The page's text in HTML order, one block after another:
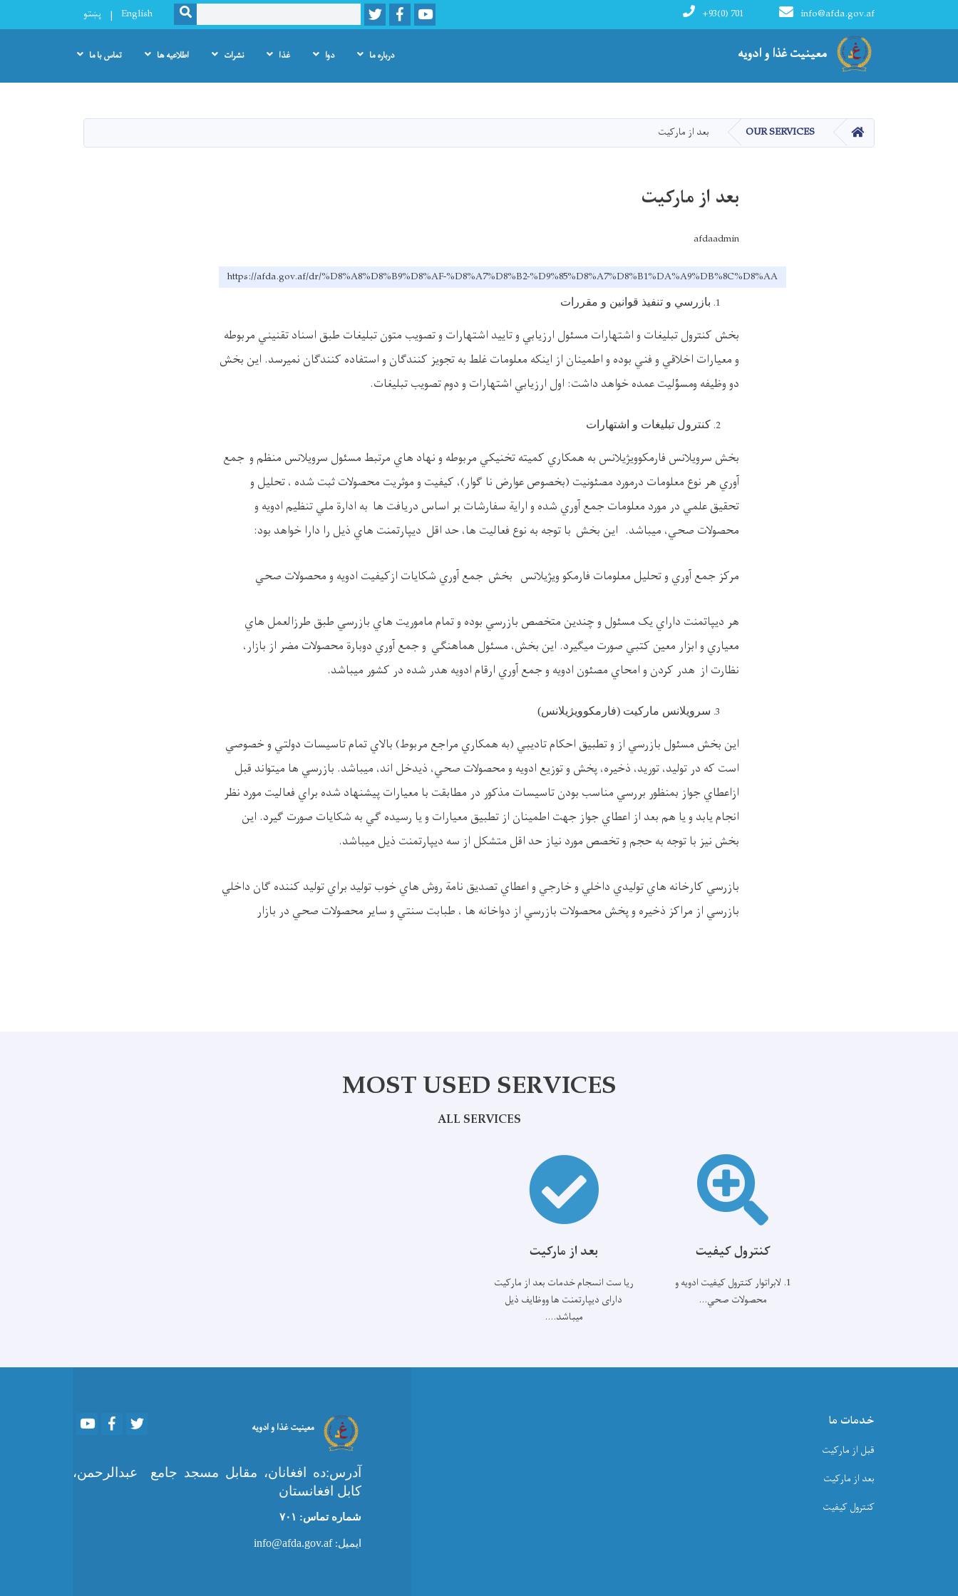
content
معینیت غذا و ادویه
info@afda.gov.af
+93(0) 701
Youtube
Facebook
Twitter
Search
SEARCH
English پښتو
رياست انسجام خدمات قبل از مارکيت
درباره ما دوا غذا نشرات اطلاعیه ها تماس با ما
صفحه اصلیOUR SERVICES بعد از مارکیت
بعد از مارکیت
afdaadmin
https://afda.gov.af/dr/%D8%A8%D8%B9%D8%AF-%D8%A7%D8%B2-%D9%85%D8%A7%D8%B1%DA%A9%DB%8C%D8%AA
بازرسي و تنفيذ قوانين و مقررات
بخش کنترول تبليغات و اشتهارات مسئول ارزيابي و تاييد اشتهارات و تصويب متون تبليغات طبق اسناد تقنيني مربوطه
و معيارات اخلاقي و فني بوده و اطمينان از اينکه معلومات غلط به تجويز کنندگان و استفاده کنندگان نميرسد. اين بخش
دو وظيفه ومسؤليت عمده خواهد داشت: اول ارزيابي اشتهارات و دوم تصويب تبليغات.
کنترول تبليغات و اشتهارات
بخش سرويلانس فارمکوويژيلانس به همکاري کميته تخنيکي مربوطه و نهاد هاي مرتبط مسئول سرويلانس منظم و جمع
آوري هر نوع معلومات درمورد مصئونيت (بخصوص عوارض نا گوار)، کيفيت و موثريت محصولات ثبت شده ، تحليل و
تحقيق علمي در مورد معلومات جمع آوري شده و اراية سفارشات بر اساس دريافت ها به ادارة ملي تنظيم ادويه و
محصولات صحي، ميباشد. اين بخش با توجه به نوع فعاليت ها، حد اقل ديپارتمنت هاي ذيل را دارا خواهد بود:
مرکز جمع آوري و تحليل معلومات فارمکو ويژيلانس بخش جمع آوري شکايات ازکيفيت ادويه و محصولات صحي
هر ديپاتمنت داراي يک مسئول و چندين متخصص بازرسي بوده و تمام ماموريت هاي بازرسي طبق طرزالعمل هاي
معياري و ابزار معين کتبي صورت ميگيرد. اين بخش، مسئول هماهنگي و جمع آوري دوبارة محصولات مضر از بازار،
نظارت از هدر کردن و امحاي مصئون ادويه و جمع آوري ارقام ادويه هدر شده در کشور ميباشد.
سرويلانس مارکيت (فارمکوويژيلانس)
اين بخش مسئول بازرسي از و تطبيق احکام تاديبي (به همکاري مراجع مربوط) بالاي تمام تاسيسات دولتي و خصوصي
است که در توليد، توريد، ذخيره، پخش و توزيع ادويه و محصولات صحي، ذيدخل اند، ميباشد. بازرسي ها ميتواند قبل
ازاعطاي جواز بمنظور بررسي مناسب بودن تاسيسات مذکور در مطابقت با معيارات پيشنهاد شده براي فعاليت مورد نظر
انجام يابد و يا هم بعد از اعطاي جواز جهت اطمينان از تطبيق معيارات و يا رسيده گي به شکايات صورت گيرد. اين
بخش نيز با توجه به حجم و تخصص مورد نياز حد اقل متشکل از سه ديپارتمنت ذيل ميباشد.
بازرسي کارخانه هاي توليدي داخلي و خارجي و اعطاي تصديق نامة روش هاي خوب توليد براي توليد کننده گان داخلي
بازرسي از مراکز ذخيره و پخش محصولات بازرسي از دواخانه ها ، طبابت سنتي و ساير محصولات صحي در بازار
MOST USED SERVICES
ALL SERVICES
کنترول کیفیت
1. لابراتوار کنترول کيفيت ادويه و
محصولات صحي...
بعد از مارکیت
ريا ست انسجام خدمات بعد از مارکيت
دارای ديپارتمنت ها ووظايف ذيل
ميباشد....
خدمات ما
قبل از مارکیت
بعد از مارکیت
کنترول کیفیت
معینیت غذا و ادویه Youtube Facebook
آدرس:ده افغانان، مقابل مسجد جامع عبدالرحمن،
کابل افغانستان
شماره تماس: ۷۰۱
ایمیل:info@afda.gov.af